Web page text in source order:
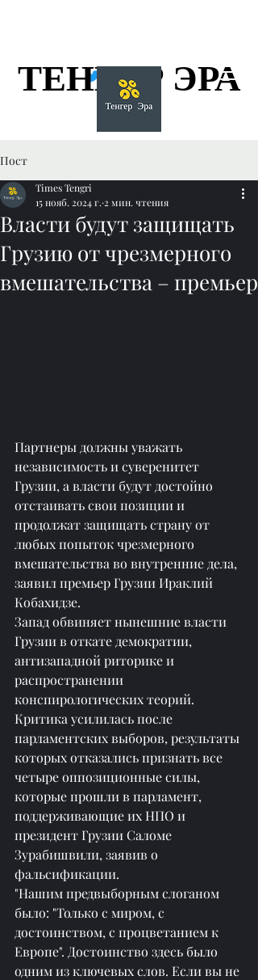
ТЕНГЕР ЭРА
ТЕНГЕР ЭРА
Пост
Власти будут защищать
Грузию от чрезмерного
вмешательства – премьер
Times Tengri
15 нояб. 2024 г. 2 мин. чтения
Партнеры должны уважать
независимость и суверенитет
Грузии, а власти будут достойно
отстаивать свои позиции и
продолжат защищать страну от
любых попыток чрезмерного
вмешательства во внутренние дела,
заявил премьер Грузии Ираклий
Кобахидзе.
Запад обвиняет нынешние власти
Грузии в откате демократии,
антизападной риторике и
распространении
конспирологических теорий.
Критика усилилась после
парламентских выборов, результаты
которых отказались признать все
четыре оппозиционные силы,
которые прошли в парламент,
поддерживающие их НПО и
президент Грузии Саломе
Зурабишвили, заявив о
фальсификации.
"Нашим предвыборным слоганом
было: "Только с миром, с
достоинством, с процветанием к
Европе". Достоинство здесь было
одним из ключевых слов. Если вы не